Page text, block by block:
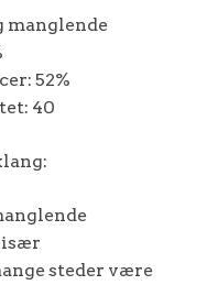
manglende
52%
40
især
steder være